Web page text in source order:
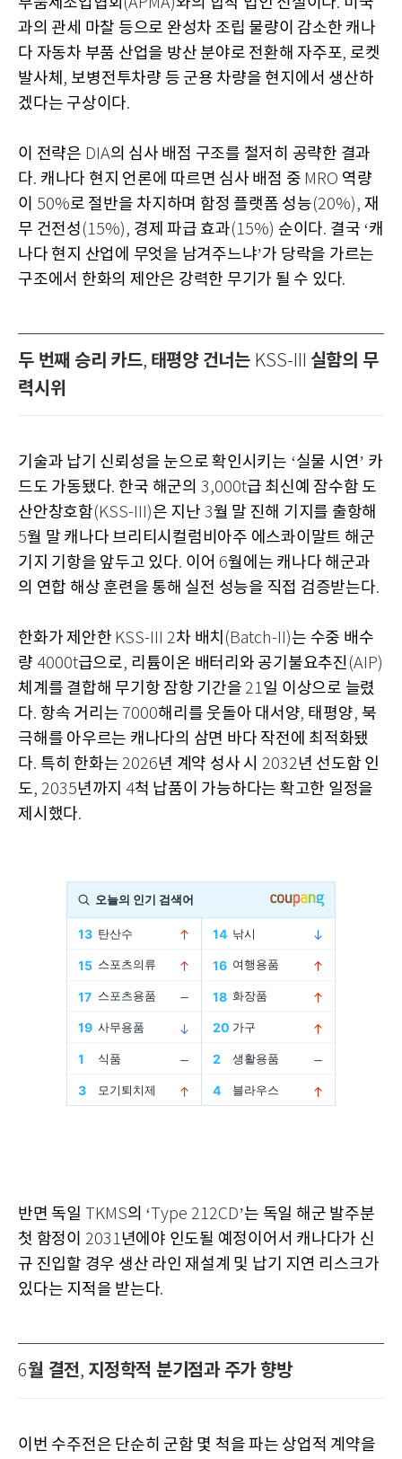
과의 관세 마찰 등으로 완성차 조립 물량이 감소한 캐나
다 자동차 부품 산업을 방산 분야로 전환해 자주포, 로켓
발사체 , 보병전투차량 등 군용 차량을 현지에서 생산하
겠다는 구상이다.
이 전략은 DIA의 심사 배점 구조를 철저히 공략한 결과
다. 캐나다 현지 언론에 따르면 심사 배점 중 MRO 역량
이 50%로 절반을 차지하며 함정 플랫폼 성능(20%), 재
무 건전성 (15%), 경제 파급 효과(15%) 순이다. 결국 ‘캐
나다 현지 산업에 무엇을 남겨주느냐’가 당락을 가르는
구조에서 한화의 제안은 강력한 무기가 될 수 있다.
두 번째 승리 카드, 태평양 건너는 KSS-III 실함의 무
력시위
기술과 납기 신뢰성을 눈으로 확인시키는 ‘실물 시연’ 카
드도 가동됐다. 한국 해군의 3,000t급 최신예 잠수함 도
산안창호함(KSS-III)은 지난 3월 말 진해 기지를 출항해
5월 말 캐나다 브리티시컬럼비아주 에스콰이말트 해군
기지 기항을 앞두고 있다. 이어 6월에는 캐나다 해군과
의 연합 해상 훈련을 통해 실전 성능을 직접 검증받는다.
한화가 제안한 KSS-III 2차 배치 (Batch-II)는 수중 배수
량 4000t급으로, 리튬이온 배터리와 공기불요추진 (AIP)
체계를 결합해 무기항 잠항 기간을 21일 이상으로 늘렸
다. 항속 거리는 7000해리를 웃돌아 대서양, 태평양, 북
극해를 아우르는 캐나다의 삼면 바다 작전에 최적화됐
다. 특히 한화는 2026년 계약 성사 시 2032년 선도함 인
도, 2035년까지 4척 납품이 가능하다는 확고한 일정을
제시했다.
반면 독일 TKMS의 ‘Type 212CD’는 독일 해군 발주분
첫 함정이 2031년에야 인도될 예정이어서 캐나다가 신
규 진입할 경우 생산 라인 재설계 및 납기 지연 리스크가
있다는 지적을 받는다.
6월 결전, 지정학적 분기점과 주가 향방
이번 수주전은 단순히 군함 몇 척을 파는 상업적 계약을